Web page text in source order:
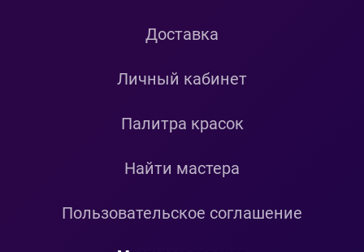
Доставка
Личный кабинет
Палитра красок
Найти мастера
Пользовательское соглашение